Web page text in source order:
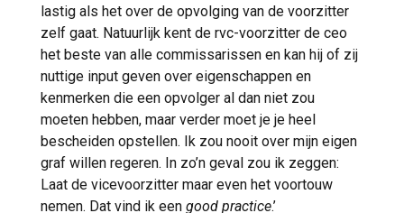
lastig als het over de opvolging van de voorzitter
zelf gaat. Natuurlijk kent de rvc-voorzitter de ceo
het beste van alle commissarissen en kan hij of zij
nuttige input geven over eigenschappen en
kenmerken die een opvolger al dan niet zou
moeten hebben, maar verder moet je je heel
bescheiden opstellen. Ik zou nooit over mijn eigen
graf willen regeren. In zo’n geval zou ik zeggen:
Laat de vicevoorzitter maar even het voortouw
nemen. Dat vind ik een good practice.’